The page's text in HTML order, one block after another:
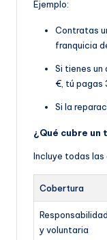
Ejemplo:
Contratas
franquicia
Si tienes
€, tú pagas
Si la
¿Qué cubre un
Incluye todas
Cobertura
y voluntaria